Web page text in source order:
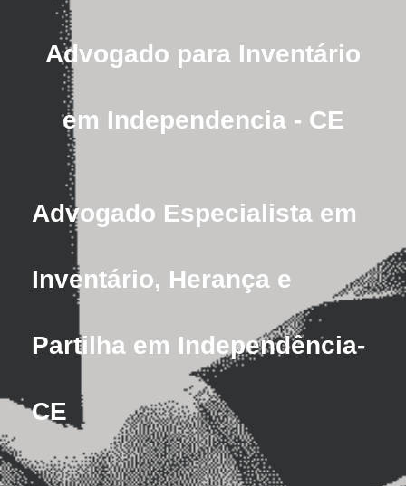
Advogado para Inventário
em Independencia - CE
Advogado Especialista em
Inventário, Herança e
Partilha em Independência-
CE